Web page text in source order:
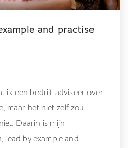
and practise
ik een bedrijf adviseer over
maar het niet zelf zou
Daarin is mijn
lead by example and